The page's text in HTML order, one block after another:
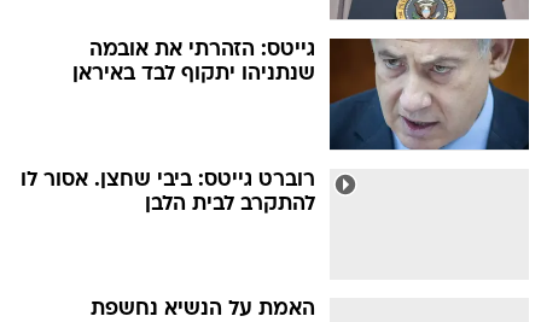
גייטס: הזהרתי את אובמה
שנתניהו יתקוף לבד באיראן
רוברט גייטס: ביבי שחצן. אסור לו
להתקרב לבית הלבן
האמת על הנשיא נחשפת